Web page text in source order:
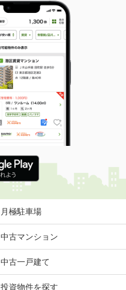
月極駐車場
中古マンション
中古一戸建て
投資物件を探す